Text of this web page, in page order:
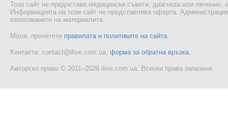
Този сайт не предоставя медицински съвети, диагноза или лечение,
Информацията на този сайт не представлява оферта.
използването на материалите.
Моля, прочетете правилата и политиките на сайта.
Контакти: contact@ilive.com.ua, форма за обратна връзка.
Авторско право © 2011–2026 ilive.com.ua. Всички права запазени.